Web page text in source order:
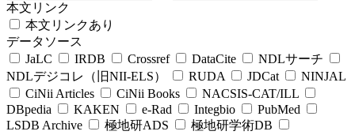
本文リンク
本文リンクあり
データソース
JaLC
IRDB Crossref DataCite
NDLサーチ
NDLデジコレ（旧NII-ELS）
RUDA JDCat
NINJAL
CiNii Articles
CiNii Books
NACSIS-CAT/ILL
DBpedia
KAKEN e-Rad Integbio
PubMed
LSDB Archive
極地研ADS
極地研学術DB